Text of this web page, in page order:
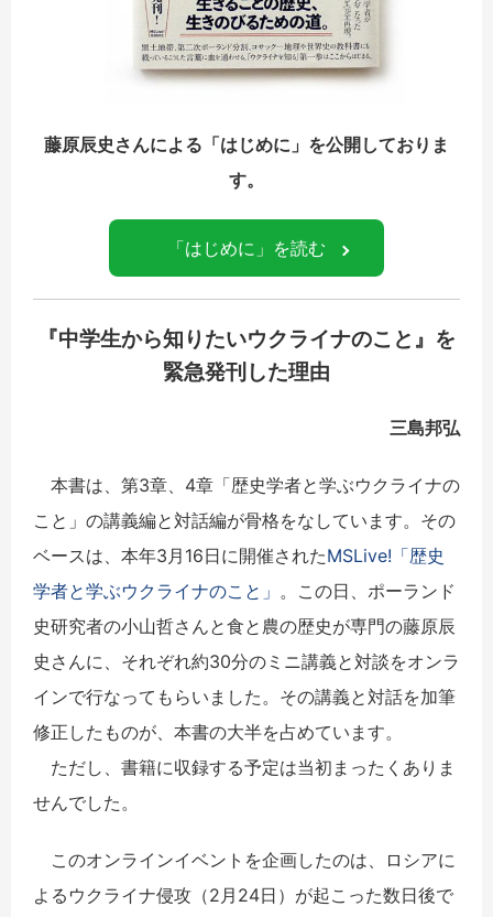
藤原辰史さんによる「はじめに」を公開しておりま
す。
「はじめに」を読む
『中学生から知りたいウクライナのこと』を
緊急発刊した理由
三島邦弘
本書は、第3章、4章「歴史学者と学ぶウクライナの
こと」の講義編と対話編が骨格をなしています。その
ベースは、本年3月16日に開催されたMSLive!「歴史
学者と学ぶウクライナのこと」 。この日、ポーランド
史研究者の小山哲さんと食と農の歴史が専門の藤原辰
史さんに、それぞれ約30分のミニ講義と対談をオンラ
インで行なってもらいました。その講義と対話を加筆
修正したものが、本書の大半を占めています。
ただし、書籍に収録する予定は当初まったくありま
せんでした。
このオンラインイベントを企画したのは、ロシアに
よるウクライナ侵攻（2月24日）が起こった数日後で